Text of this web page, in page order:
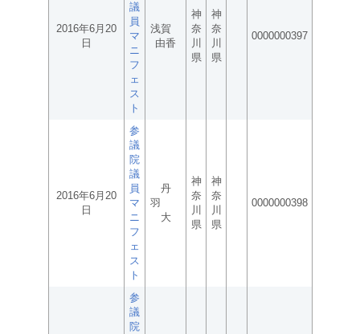
2016年6月20
日
議
員
マ
ニ
フ
ェ
ス
ト
浅賀
由香
神
奈
川
県
神
奈
川
県
0000000397
2016年6月20
日
参
議
院
議
員
マ
ニ
フ
ェ
ス
ト
丹
羽
大
神
奈
川
県
神
奈
川
県
0000000398
参
議
院